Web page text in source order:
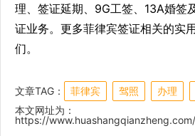
理、签证延期、9G工签、13A婚签
证业务。更多菲律宾签证相关的实
们。
文章TAG： 菲律宾 驾照 办理
本文网址为：
https://